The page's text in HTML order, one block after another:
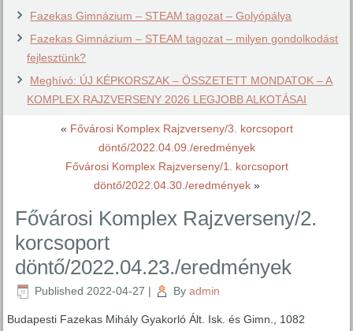
Fazekas Gimnázium – STEAM tagozat – Golyópálya
Fazekas Gimnázium – STEAM tagozat – milyen gondolkodást
fejlesztünk?
Meghívó: ÚJ KÉPKORSZAK – ÖSSZETETT MONDATOK – A
KOMPLEX RAJZVERSENY 2026 LEGJOBB ALKOTÁSAI
« Fővárosi Komplex Rajzverseny/3. korcsoport
döntő/2022.04.09./eredmények
Fővárosi Komplex Rajzverseny/1. korcsoport
döntő/2022.04.30./eredmények»
Fővárosi Komplex Rajzverseny/2.
korcsoport
döntő/2022.04.23./eredmények
Published 2022-04-27 | By admin
Budapesti Fazekas Mihály Gyakorló Ált. Isk. és Gimn., 1082